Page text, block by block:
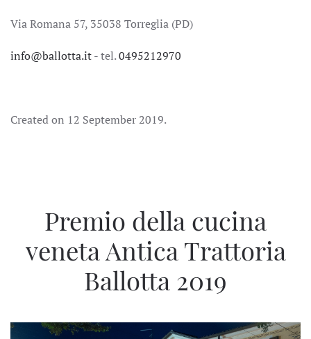
Via Romana 57, 35038 Torreglia (PD)
info@ballotta.it- tel.0495212970
Created on 12 September 2019.
Premio della cucina
veneta Antica Trattoria
Ballotta 2019